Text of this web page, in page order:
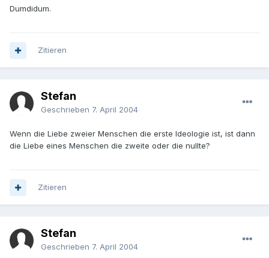
Dumdidum.
Zitieren
Stefan
Geschrieben 7. April 2004
Wenn die Liebe zweier Menschen die erste Ideologie ist, ist dann
die Liebe eines Menschen die zweite oder die nullte?
Zitieren
Stefan
Geschrieben 7. April 2004